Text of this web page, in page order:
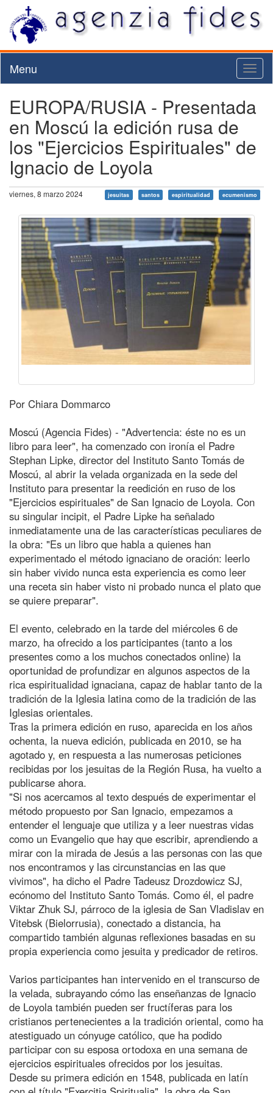
Menu
EUROPA/RUSIA - Presentada
en Moscú la edición rusa de
los "Ejercicios Espirituales" de
Ignacio de Loyola
viernes, 8 marzo 2024 jesuitas santos espiritualidad ecumenismo
Por Chiara Dommarco
Moscú (Agencia Fides) - "Advertencia: éste no es un
libro para leer", ha comenzado con ironía el Padre
Stephan Lipke, director del Instituto Santo Tomás de
Moscú, al abrir la velada organizada en la sede del
Instituto para presentar la reedición en ruso de los
"Ejercicios espirituales" de San Ignacio de Loyola. Con
su singular incipit, el Padre Lipke ha señalado
inmediatamente una de las características peculiares de
la obra: "Es un libro que habla a quienes han
experimentado el método ignaciano de oración: leerlo
sin haber vivido nunca esta experiencia es como leer
una receta sin haber visto ni probado nunca el plato que
se quiere preparar".
El evento, celebrado en la tarde del miércoles 6 de
marzo, ha ofrecido a los participantes (tanto a los
presentes como a los muchos conectados online) la
oportunidad de profundizar en algunos aspectos de la
rica espiritualidad ignaciana, capaz de hablar tanto de la
tradición de la Iglesia latina como de la tradición de las
Iglesias orientales.
Tras la primera edición en ruso, aparecida en los años
ochenta, la nueva edición, publicada en 2010, se ha
agotado y, en respuesta a las numerosas peticiones
recibidas por los jesuitas de la Región Rusa, ha vuelto a
publicarse ahora.
"Si nos acercamos al texto después de experimentar el
método propuesto por San Ignacio, empezamos a
entender el lenguaje que utiliza y a leer nuestras vidas
como un Evangelio que hay que escribir, aprendiendo a
mirar con la mirada de Jesús a las personas con las que
nos encontramos y las circunstancias en las que
vivimos", ha dicho el Padre Tadeusz Drozdowicz SJ,
ecónomo del Instituto Santo Tomás. Como él, el padre
Viktar Zhuk SJ, párroco de la iglesia de San Vladislav en
Vitebsk (Bielorrusia), conectado a distancia, ha
compartido también algunas reflexiones basadas en su
propia experiencia como jesuita y predicador de retiros.
Varios participantes han intervenido en el transcurso de
la velada, subrayando cómo las enseñanzas de Ignacio
de Loyola también pueden ser fructíferas para los
cristianos pertenecientes a la tradición oriental, como ha
atestiguado un cónyuge católico, que ha podido
participar con su esposa ortodoxa en una semana de
ejercicios espirituales ofrecidos por los jesuitas.
Desde su primera edición en 1548, publicada en latín